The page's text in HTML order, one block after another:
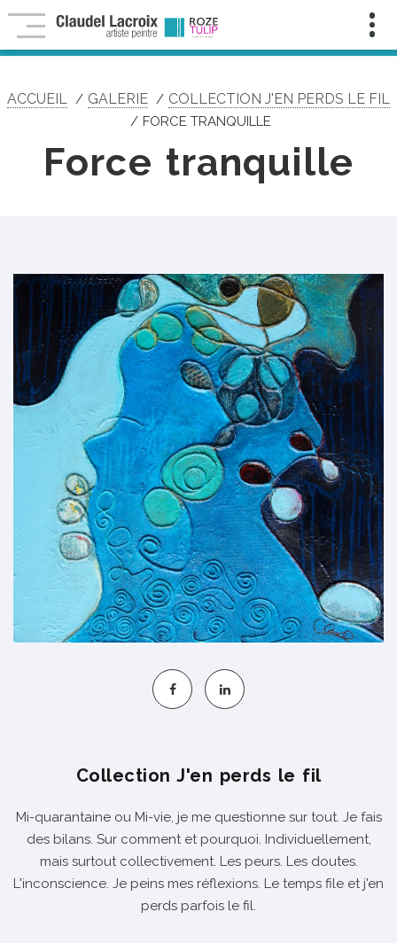
ACCUEIL GALERIE COLLECTION J'EN PERDS LE FIL
FORCE TRANQUILLE
Force tranquille
Collection J'en perds le fil
Mi-quarantaine ou Mi-vie, je me questionne sur tout. Je fais
des bilans. Sur comment et pourquoi. Individuellement,
mais surtout collectivement. Les peurs. Les doutes.
L'inconscience. Je peins mes réflexions. Le temps file et j'en
perds parfois le fil.
Infolettre
ne
de
exclusif,
activités
Prénom
Courriel
*
S'INSCRIRE